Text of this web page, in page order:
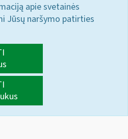
apie svetainės
Jūsų naršymo patirties